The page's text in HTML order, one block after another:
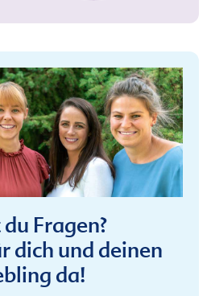
Fragen?
dich und deinen
da!